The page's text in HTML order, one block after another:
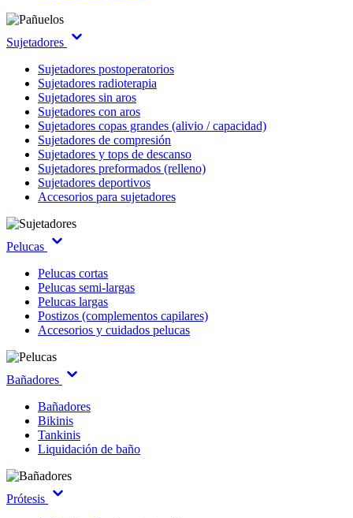
Sujetadores
Sujetadores postoperatorios
Sujetadores radioterapia
Sujetadores sin aros
Sujetadores con aros
Sujetadores copas grandes (alivio / capacidad)
Sujetadores de compresión
Sujetadores y tops de descanso
Sujetadores preformados (relleno)
Sujetadores deportivos
Accesorios para sujetadores
Pelucas
Pelucas cortas
Pelucas semi-largas
Pelucas largas
Postizos (complementos capilares)
Accesorios y cuidados pelucas
Bañadores
Bañadores
Bikinis
Tankinis
Liquidación de baño
Prótesis